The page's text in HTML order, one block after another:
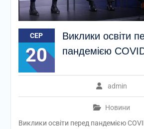
СЕР
20
Виклики освіти
пандемією
admin
Новини
Виклики освіти перед пандемією